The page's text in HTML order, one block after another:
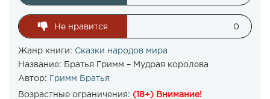
Не нравится 0
Жанр книги: Сказки народов мира
Название: Братья Гримм – Мудрая королева
Автор:
Гримм Братья
Возрастные ограничения: (18+) Внимание!